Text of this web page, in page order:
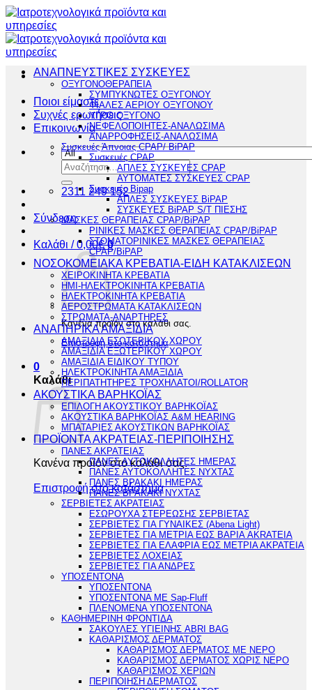
Μετάβαση
στο
περιεχόμενο
Ποιοι είμαστε
Συχνές ερωτήσεις
Επικοινωνία
Αναζήτηση
για:
2311 249 152
Σύνδεση
Καλάθι /0,00€ 0
Κανένα προϊόν στο καλάθι σας.
Επιστροφή στο κατάστημα
0
Καλάθι
Κανένα προϊόν στο καλάθι σας.
Επιστροφή στο κατάστημα
ΑΝΑΠΝΕΥΣΤΙΚΕΣ ΣΥΣΚΕΥΕΣ
ΟΞΥΓΟΝΟΘΕΡΑΠΕΙΑ
ΣΥΜΠΥΚΝΩΤΕΣ ΟΞΥΓΟΝΟΥ
ΦΙΑΛΕΣ ΑΕΡΙΟΥ ΟΞΥΓΟΝΟΥ
ΥΓΡΟ ΟΞΥΓΟΝΟ
ΝΕΦΕΛΟΠΟΙΗΤΕΣ-ΑΝΑΛΩΣΙΜΑ
ΑΝΑΡΡΟΦΗΣΕΙΣ-ΑΝΑΛΩΣΙΜΑ
Συσκευές Άπνοιας CPAP/ BiPAP
Συσκευές CPAP
ΑΠΛΕΣ ΣΥΣΚΕΥΕΣ CPAP
ΑΥΤΟΜΑΤΕΣ ΣΥΣΚΕΥΕΣ CPAP
Συσκευές Bipap
ΑΠΛΕΣ ΣΥΣΚΕΥΕΣ BiPAP
ΣΥΣΚΕΥΕΣ BiPAP S/T ΠΙΕΣΗΣ
ΜΑΣΚΕΣ ΘΕΡΑΠΕΙΑΣ CPAP/BiPAP
ΡΙΝΙΚΕΣ ΜΑΣΚΕΣ ΘΕΡΑΠΕΙΑΣ CPAP/BiPAP
ΣΤΟΜΑΤΟΡΙΝΙΚΕΣ ΜΑΣΚΕΣ ΘΕΡΑΠΕΙΑΣ
CPAP/BiPAP
ΝΟΣΟΚΟΜΕΙΑΚΑ ΚΡΕΒΑΤΙΑ-ΕΙΔΗ ΚΑΤΑΚΛΙΣΕΩΝ
ΧΕΙΡΟΚΙΝΗΤΑ ΚΡΕΒΑΤΙΑ
ΗΜΙ-ΗΛΕΚΤΡΟΚΙΝΗΤΑ ΚΡΕΒΑΤΙΑ
ΗΛΕΚΤΡΟΚΙΝΗΤΑ ΚΡΕΒΑΤΙΑ
ΑΕΡΟΣΤΡΩΜΑΤΑ ΚΑΤΑΚΛΙΣΕΩΝ
ΣΤΡΩΜΑΤΑ-ΑΝΑΡΤΗΡΕΣ
ΑΝΑΠΗΡΙΚΑ ΑΜΑΞΙΔΙΑ
ΑΜΑΞΙΔΙΑ ΕΣΩΤΕΡΙΚΟΥ ΧΩΡΟΥ
ΑΜΑΞΙΔΙΑ ΕΞΩΤΕΡΙΚΟΥ ΧΩΡΟΥ
ΑΜΑΞΙΔΙΑ ΕΙΔΙΚΟΥ ΤΥΠΟΥ
ΗΛΕΚΤΡΟΚΙΝΗΤΑ ΑΜΑΞΙΔΙΑ
ΠΕΡΙΠΑΤΗΤΗΡΕΣ ΤΡΟΧΗΛΑΤΟΙ/ROLLATOR
ΑΚΟΥΣΤΙΚΑ ΒΑΡΗΚΟΪΑΣ
ΕΠΙΛΟΓΗ ΑΚΟΥΣΤΙΚΟΥ ΒΑΡΗΚΟΪΑΣ
ΑΚΟΥΣΤΙΚΑ ΒΑΡΗΚΟΪΑΣ A&M HEARING
ΜΠΑΤΑΡΙΕΣ ΑΚΟΥΣΤΙΚΩΝ ΒΑΡΗΚΟΪΑΣ
ΠΡΟΪΟΝΤΑ ΑΚΡΑΤΕΙΑΣ-ΠΕΡΙΠΟΙΗΣΗΣ
ΠΑΝΕΣ ΑΚΡΑΤΕΙΑΣ
ΠΑΝΕΣ ΑΥΤΟΚΟΛΛΗΤΕΣ ΗΜΕΡΑΣ
ΠΑΝΕΣ ΑΥΤΟΚΟΛΛΗΤΕΣ ΝΥΧΤΑΣ
ΠΑΝΕΣ ΒΡΑΚΑΚΙ ΗΜΕΡΑΣ
ΠΑΝΕΣ ΒΡΑΚΑΚΙ ΝΥΧΤΑΣ
ΣΕΡΒΙΕΤΕΣ ΑΚΡΑΤΕΙΑΣ
ΕΣΩΡΟΥΧΑ ΣΤΕΡΕΩΣΗΣ ΣΕΡΒΙΕΤΑΣ
ΣΕΡΒΙΕΤΕΣ ΓΙΑ ΓΥΝΑΙΚΕΣ (Abena Light)
ΣΕΡΒΙΕΤΕΣ ΓΙΑ ΜΕΤΡΙΑ ΕΩΣ ΒΑΡΙΑ AKRATEIA
ΣΕΡΒΙΕΤΕΣ ΓΙΑ ΕΛΑΦΡΙΑ ΕΩΣ ΜΕΤΡΙΑ ΑΚΡΑΤΕΙΑ
ΣΕΡΒΙΕΤΕΣ ΛΟΧΕΙΑΣ
ΣΕΡΒΙΕΤΕΣ ΓΙΑ ΑΝΔΡΕΣ
ΥΠΟΣΕΝΤΟΝΑ
ΥΠΟΣΕΝΤΟΝΑ
ΥΠΟΣΕΝΤΟΝΑ ΜΕ Sap-Fluff
ΠΛΕΝΟΜΕΝΑ ΥΠΟΣΕΝΤΟΝΑ
ΚΑΘΗΜΕΡΙΝΗ ΦΡΟΝΤΙΔΑ
ΣΑΚΟΥΛΕΣ ΥΓΙΕΙΝΗΣ ABRI BAG
ΚΑΘΑΡΙΣΜΟΣ ΔΕΡΜΑΤΟΣ
ΚΑΘΑΡΙΣΜΟΣ ΔΕΡΜΑΤΟΣ ΜΕ ΝΕΡΟ
ΚΑΘΑΡΙΣΜΟΣ ΔΕΡΜΑΤΟΣ ΧΩΡΙΣ ΝΕΡΟ
ΚΑΘΑΡΙΣΜΟΣ ΧΕΡΙΩΝ
ΠΕΡΙΠΟΙΗΣΗ ΔΕΡΜΑΤΟΣ